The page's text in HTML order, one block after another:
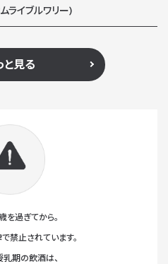
ライブルワリー)
と見る
過ぎてから。
禁止されています。
期の飲酒は、